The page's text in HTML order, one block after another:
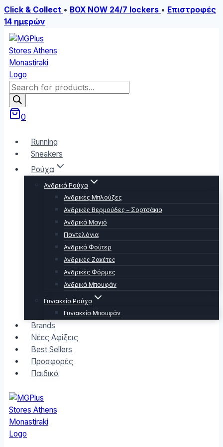
Click & Collect • BOX NOW 24/7 lockers • Επιστροφές
14 ημερών
Skip
to
content
Products
search
0
Running
Sneakers
Ρούχα
Ανδρικά Ρούχα
Ανδρικές Μπλούζες
Ανδρικές Βερμούδες – Σορτσάκια
Ανδρικά Μαγιό
Παντελόνια
Ανδρικά Φούτερ
Ανδρικές Ζακέτες
Ανδρικές Φόρμες
Ανδρικά Μπουφάν
Γυναικεία Ρούχα
Γυναικεία Μπουφάν
Brands
Νέες Αφίξεις
Best Sellers
Προσφορές
Παιδικά